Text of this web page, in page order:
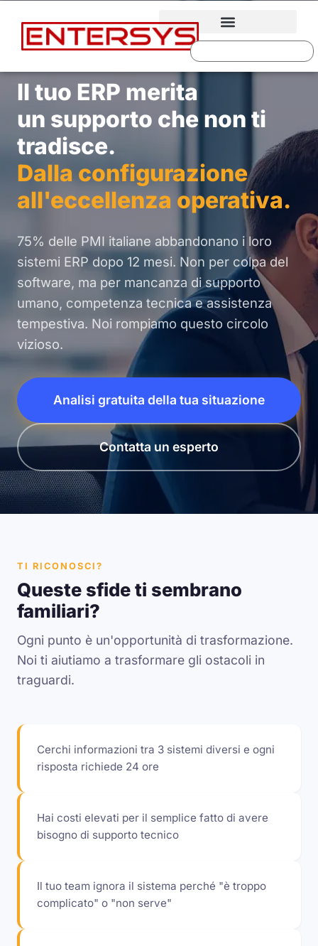
Il tuo ERP merita
un supporto che non ti
tradisce.
Dalla configurazione
all'eccellenza operativa.
75% delle PMI italiane abbandonano i loro
sistemi ERP dopo 12 mesi. Non per colpa del
software, ma per mancanza di supporto
umano, competenza tecnica e assistenza
tempestiva. Noi rompiamo questo circolo
vizioso.
Analisi gratuita della tua situazione
Contatta un esperto
TI RICONOSCI?
Queste sfide ti sembrano
familiari?
Ogni punto è un'opportunità di trasformazione.
Noi ti aiutiamo a trasformare gli ostacoli in
traguardi.
Cerchi informazioni tra 3 sistemi diversi e ogni
risposta richiede 24 ore
Hai costi elevati per il semplice fatto di avere
bisogno di supporto tecnico
Il tuo team ignora il sistema perché "è troppo
complicato" o "non serve"